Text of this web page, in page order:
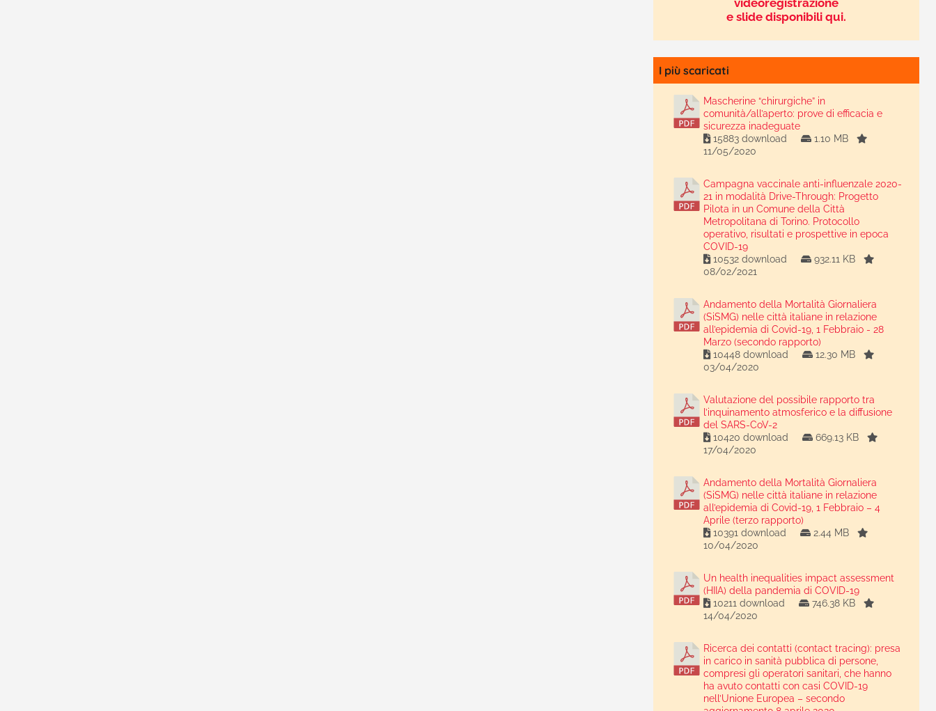
e slide disponibili qui.
I più scaricati
Mascherine “chirurgiche” in
comunità/all’aperto: prove di efficacia e
sicurezza inadeguate
15883 download
1.10 MB
11/05/2020
Campagna vaccinale anti-influenzale 2020-
21 in modalità Drive-Through: Progetto
Pilota in un Comune della Città
Metropolitana di Torino. Protocollo
operativo, risultati e prospettive in epoca
COVID-19
10532 download
932.11 KB
08/02/2021
Andamento della Mortalità Giornaliera
(SiSMG) nelle città italiane in relazione
all’epidemia di Covid-19, 1 Febbraio - 28
Marzo (secondo rapporto)
10448 download
12.30 MB
03/04/2020
Valutazione del possibile rapporto tra
l’inquinamento atmosferico e la diffusione
del SARS-CoV-2
10420 download
669.13 KB
17/04/2020
Andamento della Mortalità Giornaliera
(SiSMG) nelle città italiane in relazione
all’epidemia di Covid-19, 1 Febbraio – 4
Aprile (terzo rapporto)
10391 download
2.44 MB
10/04/2020
Un health inequalities impact assessment
(HIIA) della pandemia di COVID-19
10211 download
746.38 KB
14/04/2020
Ricerca dei contatti (contact tracing): presa
in carico in sanità pubblica di persone,
compresi gli operatori sanitari, che hanno
ha avuto contatti con casi COVID-19
nell’Unione Europea – secondo